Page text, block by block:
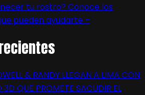
tu rostro? Conoce los
pueden ayudarte –
& RANDY LLEGAN A LIMA CON
QUE PROMETE SACUDIR EL